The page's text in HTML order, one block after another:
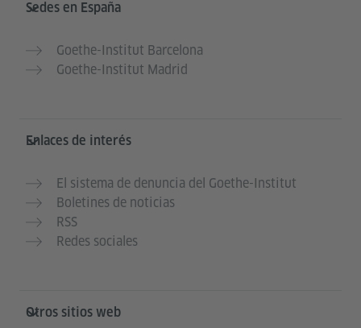
Sedes en España
Goethe-Institut Barcelona
Goethe-Institut Madrid
Enlaces de interés
El sistema de denuncia del Goethe-Institut
Boletines de noticias
RSS
Redes sociales
Otros sitios web